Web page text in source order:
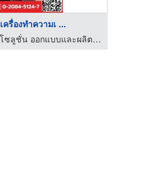
ครื่องทำความเ ...
แอดวานซ์เทอร์โมโซลูชั่น ออกแบบและผลิตซิลเลอร์อุตสาหกรรม Absorption Chiller